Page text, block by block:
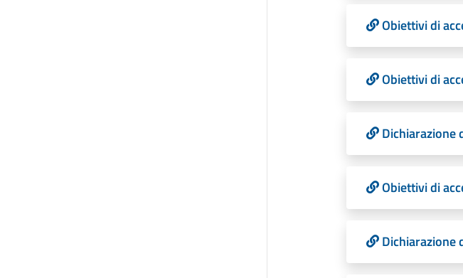
Obiettivi di
Obiettivi di
Dichiarazione
Obiettivi di
Dichiarazione